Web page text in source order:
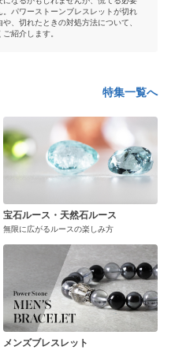
。パワーストーンブレスレットが切れ
、切れたときの対処方法について、
紹介します。
特集一覧へ
宝石ルース・天然石ルース
無限に広がるルースの楽しみ方
メンズブレスレット